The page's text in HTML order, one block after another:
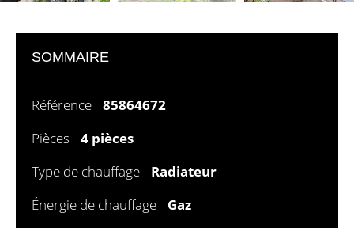
SOMMAIRE
Référence
85864672
Pièces
4 pièces
Type de chauffage
Radiateur
Énergie de chauffage
Gaz